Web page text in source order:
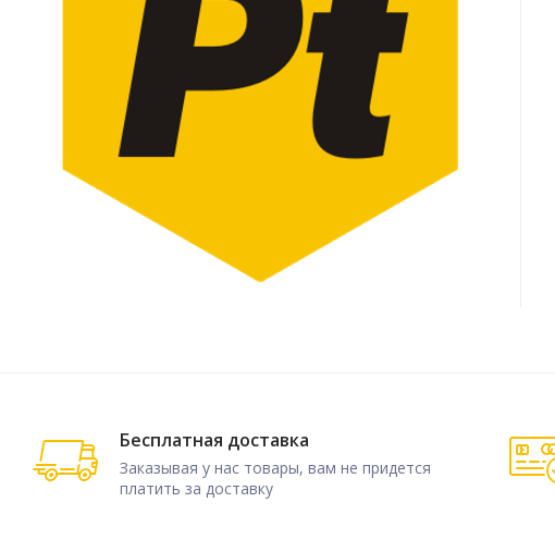
Бесплатная доставка
Заказывая у нас товары, вам не придется
платить за доставку